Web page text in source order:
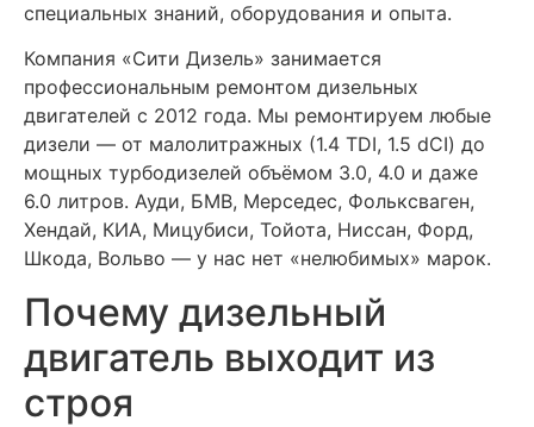
специальных знаний, оборудования и опыта.
Компания «Сити Дизель» занимается
профессиональным ремонтом дизельных
двигателей с 2012 года. Мы ремонтируем любые
дизели — от малолитражных (1.4 TDI, 1.5 dCI) до
мощных турбодизелей объёмом 3.0, 4.0 и даже
6.0 литров. Ауди, БМВ, Мерседес, Фольксваген,
Хендай, КИА, Мицубиси, Тойота, Ниссан, Форд,
Шкода, Вольво — у нас нет «нелюбимых» марок.
Почему дизельный
двигатель выходит из
строя